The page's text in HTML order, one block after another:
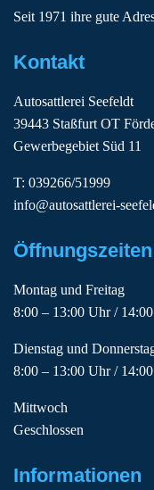
Seit 1971 ihre gute
Kontakt
Autosattlerei Seefeldt
39443 Staßfurt OT
Gewerbegebiet Süd 11
T: 039266/51999
info@autosattlerei-
Öffnungszeiten
Montag und Freitag
8:00 – 13:00 Uhr /
Dienstag und
8:00 – 13:00 Uhr /
Mittwoch
Geschlossen
Informationen